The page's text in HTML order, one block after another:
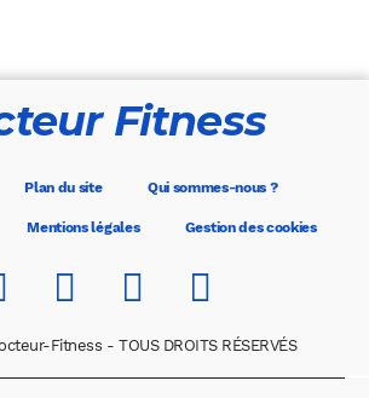
Fitness
Plan du site Qui sommes-nous ?
Mentions légales Gestion des cookies
Fitness - TOUS DROITS RÉSERVÉS